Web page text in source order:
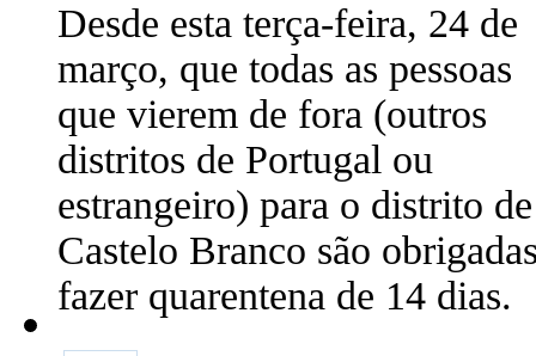
Desde esta terça-feira, 24 de
março, que todas as pessoas
que vierem de fora (outros
distritos de Portugal ou
estrangeiro) para o distrito de
Castelo Branco são
fazer quarentena de 14 dias.